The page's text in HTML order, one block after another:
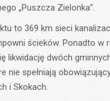
„Puszcza Zielonka”.
to 369 km sieci
ścieków. Ponadto w
likwidację dwóch
nie spełniają
i Skokach.